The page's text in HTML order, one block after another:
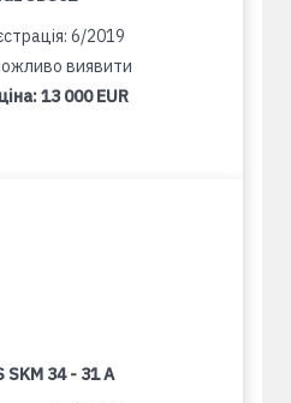
6/2019
виявити
13 000 EUR
SKM 34 - 31 A